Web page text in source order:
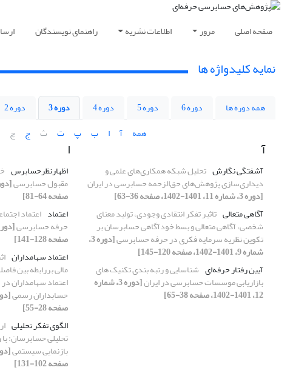
صفحه اصلی مرور اطلاعات نشریه راهنمای نویسندگان
نمایه کلیدواژه ها
همه دوره ها دوره 6 دوره 5 دوره 4 دوره 3 دوره 2
همه
آ ا ب پ ت ث ج چ
آ
آشفتگی نگارش تحلیل شبکه همکاری‌های علمی و
دیداری‌سازی پژوهش‌های حق‌الزحمه حسابرسی در ایران
[دوره 3، شماره 11، 1401-1402، صفحه 36-63]
آگاهی متعالی تاثیر تفکر انتقادی وجودی، تولید معنای
شخصی، آگاهی متعالی و بسط خودآگاهی حسابرسان بر
تکوین نظریه سرمایه فکری در حرفه حسابرسی [دوره 3،
شماره 9، 1401-1402، صفحه 120-145]
آیین رفتار حرفه‌ای شناسایی و رتبه بندی تکنیک های
بازاریابی موسسات حسابرسی در ایران [دوره 3، شماره
12، 1401-1402، صفحه 38-65]
ا
اظهارنظرحسابرس
مقبول حسابرسی
صفحه 64-81]
اعتماد اعتماد
حرفه حسابرسی
صفحه 128-141]
اعتماد سهامداران
مالی بررابطه بین
اعتماد سهامداران در
حسابداران رسمی
صفحه 28-55]
الگوی تفکر تحلیلی
تحلیلی حسابرسان:
بازنمایی سیستمی
صفحه 102-131]